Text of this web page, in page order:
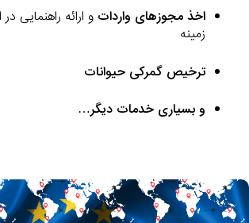
اخذ مجوزهای واردات و ارائه راهنمایی
زمینه
ترخیص گمرکی حیوانات
و بسیاری خدمات دیگر…